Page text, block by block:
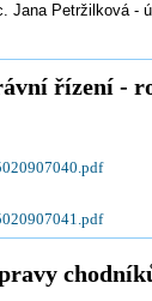
Jana Petržilková -
řízení -